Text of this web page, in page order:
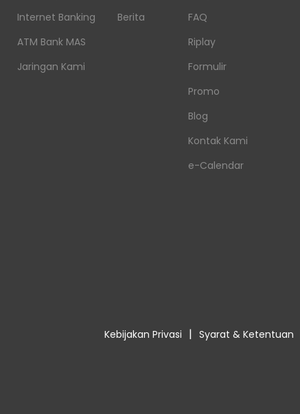
Internet Banking
ATM Bank MAS
Jaringan Kami
Berita
FAQ
Riplay
Formulir
Promo
Blog
Kontak Kami
e-Calendar
Kebijakan Privasi | Syarat & Ketentuan